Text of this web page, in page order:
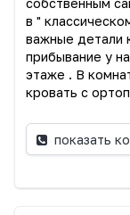
собственным
в "
важные детали
прибывание у
этаже . В
кровать с
показать